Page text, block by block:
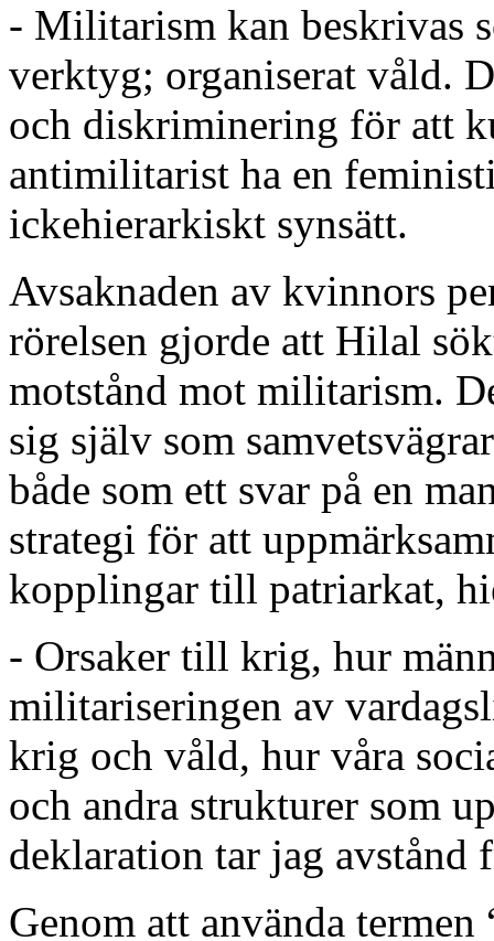
- Militarism kan beskrivas
verktyg; organiserat våld.
och diskriminering för att
antimilitarist ha en
ickehierarkiskt synsätt.
Avsaknaden av kvinnors
rörelsen gjorde att Hilal
motstånd mot militarism.
sig själv som
både som ett svar på en
strategi för att
kopplingar till patriarkat,
- Orsaker till krig, hur
militariseringen av
krig och våld, hur våra
och andra strukturer som
deklaration tar jag avstånd
Genom att använda